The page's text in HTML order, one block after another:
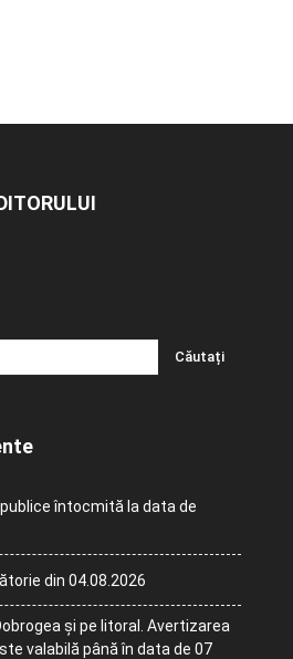
întocmită la data de
din 04.08.2026
și pe litoral. Avertizarea
valabilă până în data de 07